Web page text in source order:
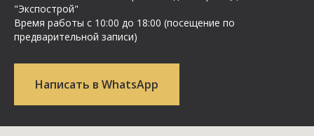
"Экспострой"
Время работы с 10:00 до 18:00 (посещение по
предварительной записи)
Написать в WhatsApp